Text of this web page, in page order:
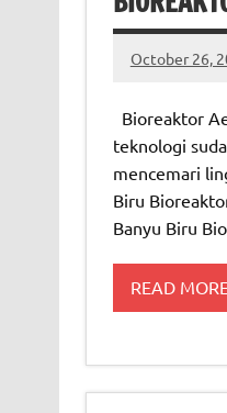
October 26,
Bioreaktor
teknologi
mencemari
Biru
Banyu Biru
READ